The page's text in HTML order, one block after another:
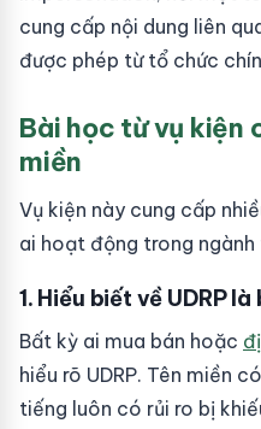
cung cấp nội dung liên
được phép từ tổ chức
Bài học từ vụ kiện
miền
Vụ kiện này cung cấp
ai hoạt động trong ngành
1. Hiểu biết về UDRP
Bất kỳ ai mua bán hoặc
hiểu rõ UDRP. Tên miền
tiếng luôn có rủi ro bị